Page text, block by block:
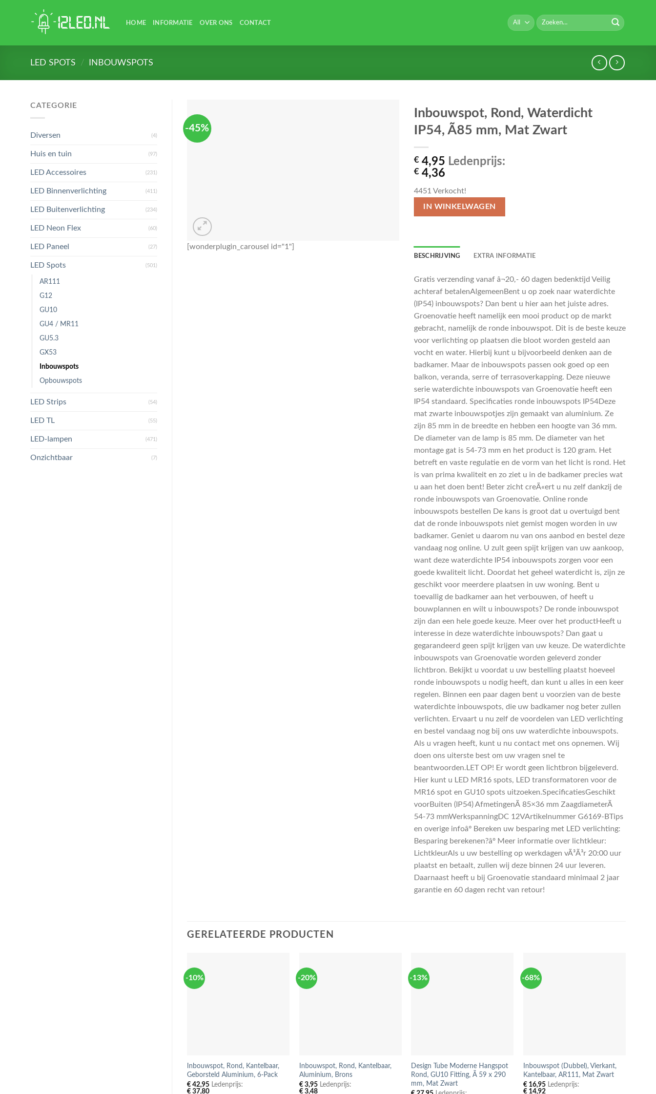
HOME INFORMATIE OVER ONS CONTACT
Zoeken
naar:
LED SPOTS / INBOUWSPOTS
CATEGORIE
Diversen (4)
Huis en tuin (97)
LED Accessoires (231)
LED Binnenverlichting (411)
LED Buitenverlichting (234)
LED Neon Flex (60)
LED Paneel (27)
LED Spots (501)
AR111
G12
GU10
GU4 / MR11
GU5.3
GX53
Inbouwspots
Opbouwspots
LED Strips (54)
LED TL (55)
LED-lampen (471)
Onzichtbaar (7)
-45%
[wonderplugin_carousel id="1"]
Inbouwspot, Rond, Waterdicht
IP54, Ã85 mm, Mat Zwart
€4,95 Ledenprijs:
€4,36
4451 Verkocht!
IN WINKELWAGEN
BESCHRIJVING EXTRA INFORMATIE
Gratis verzending vanaf â¬20,- 60 dagen bedenktijd Veilig
achteraf betalenAlgemeenBent u op zoek naar waterdichte
(IP54) inbouwspots? Dan bent u hier aan het juiste adres.
Groenovatie heeft namelijk een mooi product op de markt
gebracht, namelijk de ronde inbouwspot. Dit is de beste keuze
voor verlichting op plaatsen die bloot worden gesteld aan
vocht en water. Hierbij kunt u bijvoorbeeld denken aan de
badkamer. Maar de inbouwspots passen ook goed op een
balkon, veranda, serre of terrasoverkapping. Deze nieuwe
serie waterdichte inbouwspots van Groenovatie heeft een
IP54 standaard. Specificaties ronde inbouwspots IP54Deze
mat zwarte inbouwspotjes zijn gemaakt van aluminium. Ze
zijn 85 mm in de breedte en hebben een hoogte van 36 mm.
De diameter van de lamp is 85 mm. De diameter van het
montage gat is 54-73 mm en het product is 120 gram. Het
betreft en vaste regulatie en de vorm van het licht is rond. Het
is van prima kwaliteit en zo ziet u in de badkamer precies wat
u aan het doen bent! Beter zicht creÃ«ert u nu zelf dankzij de
ronde inbouwspots van Groenovatie. Online ronde
inbouwspots bestellen De kans is groot dat u overtuigd bent
dat de ronde inbouwspots niet gemist mogen worden in uw
badkamer. Geniet u daarom nu van ons aanbod en bestel deze
vandaag nog online. U zult geen spijt krijgen van uw aankoop,
want deze waterdichte IP54 inbouwspots zorgen voor een
goede kwaliteit licht. Doordat het geheel waterdicht is, zijn ze
geschikt voor meerdere plaatsen in uw woning. Bent u
toevallig de badkamer aan het verbouwen, of heeft u
bouwplannen en wilt u inbouwspots? De ronde inbouwspot
zijn dan een hele goede keuze. Meer over het productHeeft u
interesse in deze waterdichte inbouwspots? Dan gaat u
gegarandeerd geen spijt krijgen van uw keuze. De waterdichte
inbouwspots van Groenovatie worden geleverd zonder
lichtbron. Bekijkt u voordat u uw bestelling plaatst hoeveel
ronde inbouwspots u nodig heeft, dan kunt u alles in een keer
regelen. Binnen een paar dagen bent u voorzien van de beste
waterdichte inbouwspots, die uw badkamer nog beter zullen
verlichten. Ervaart u nu zelf de voordelen van LED verlichting
en bestel vandaag nog bij ons uw waterdichte inbouwspots.
Als u vragen heeft, kunt u nu contact met ons opnemen. Wij
doen ons uiterste best om uw vragen snel te
beantwoorden.LET OP! Er wordt geen lichtbron bijgeleverd.
Hier kunt u LED MR16 spots, LED transformatoren voor de
MR16 spot en GU10 spots uitzoeken.SpecificatiesGeschikt
voorBuiten (IP54) AfmetingenÃ 85×36 mm ZaagdiameterÃ
54-73 mmWerkspanningDC 12VArtikelnummer G6169-BTips
en overige infoâº Bereken uw besparing met LED verlichting:
Besparing berekenen?âº Meer informatie over lichtkleur:
LichtkleurAls u uw bestelling op werkdagen vÃ³Ã³r 20:00 uur
plaatst en betaalt, zullen wij deze binnen 24 uur leveren.
Daarnaast heeft u bij Groenovatie standaard minimaal 2 jaar
garantie en 60 dagen recht van retour!
GERELATEERDE PRODUCTEN
-10%
Inbouwspot, Rond, Kantelbaar,
Geborsteld Aluminium, 6-Pack
€42,95Ledenprijs:
€37,80
-20%
Inbouwspot, Rond, Kantelbaar,
Aluminium, Brons
€3,95Ledenprijs:
€3,48
-13%
Design Tube Moderne Hangspot
Rond, GU10 Fitting, Ã 59 x 290
mm, Mat Zwart
-68%
Inbouwspot (Dubbel), Vierkant,
Kantelbaar, AR111, Mat Zwart
€ 16,95 Ledenprijs:
€ 14,92